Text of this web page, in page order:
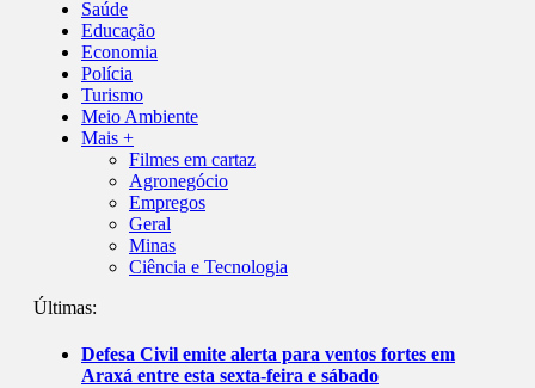
Saúde
Educação
Economia
Polícia
Turismo
Meio Ambiente
Mais +
Filmes em cartaz
Agronegócio
Empregos
Geral
Minas
Ciência e Tecnologia
Últimas:
Defesa Civil emite alerta para ventos fortes em
Araxá entre esta sexta-feira e sábado